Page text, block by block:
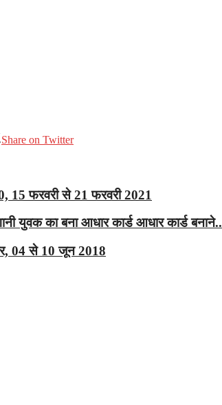
Share on Twitter
15 फरवरी से 21 फरवरी 2021
युवक का बना आधार कार्ड आधार कार्ड बनाने..
04 से 10 जून 2018